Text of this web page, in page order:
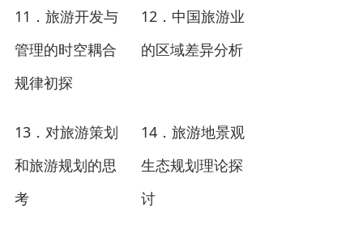
11 ． 旅游开发与
管理的时空耦合
规律初探
12 ．中国旅游业
的区域差异分析
13 ． 对旅游策划
和旅游规划的思
考
14 ．旅游地景观
生态规划理论探
讨